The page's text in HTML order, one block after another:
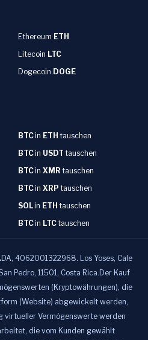
Ethereum ETH
Litecoin LTC
Dogecoin DOGE
BTCin ETH tauschen
BTCin USDT tauschen
BTCin XMR tauschen
BTCin XRP tauschen
SOLin ETH tauschen
BTCin LTCtauschen
4062001322968. Los Yoses, Cale
Pedro, 11501, Costa Rica.Der Kauf
(Kryptowährungen), die
(Website) abgewickelt werden,
virtueller Vermögenswerte werden
die vom Kunden gewählt